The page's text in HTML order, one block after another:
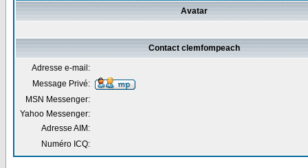
Avatar
Contact clemfompeach
Adresse e-mail:
Message Privé:
MSN Messenger:
Yahoo Messenger:
Adresse AIM:
Numéro ICQ: